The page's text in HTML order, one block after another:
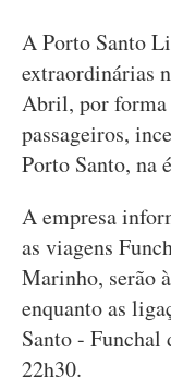
A Porto Santo
extraordinárias
Abril, por forma
passageiros,
Porto Santo, na
A empresa
as viagens
Marinho, serão
enquanto as
Santo - Funchal
22h30.